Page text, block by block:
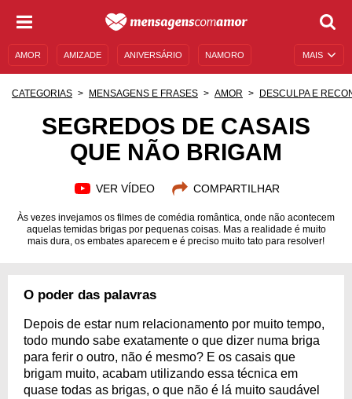
MAIS
AMOR AMIZADE ANIVERSÁRIO NAMORO
MENSAGENS E FRASES MENSAGENS DE ANIVERSÁRIO
CATEGORIAS MENSAGENS E FRASES AMOR DESCULPA E
SEGREDOS DE CASAIS
QUE NÃO BRIGAM
VER VÍDEO COMPARTILHAR
Às vezes invejamos os filmes de comédia romântica, onde não acontecem
aquelas temidas brigas por pequenas coisas. Mas a realidade é muito
mais dura, os embates aparecem e é preciso muito tato para resolver!
O poder das palavras
Depois de estar num relacionamento por muito tempo,
todo mundo sabe exatamente o que dizer numa briga
para ferir o outro, não é mesmo? E os casais que
brigam muito, acabam utilizando essa técnica em
quase todas as brigas, o que não é lá muito saudável